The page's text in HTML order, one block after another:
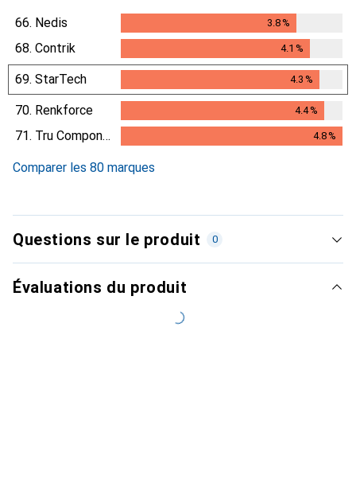
66. Nedis 3.8%
68. Contrik 4.1 %
4.1%
69. StarTech 4.3 %
4.3%
70. Renkforce 4.4%
4.4%
71. Tru Components 4.8%
Comparer les 80 marques
Questions sur le produit 0
Évaluations du produit